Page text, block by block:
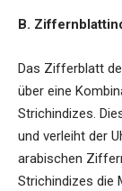
B.
Das Zifferblatt
über eine
Strichindizes.
und verleiht der
arabischen
Strichindizes die